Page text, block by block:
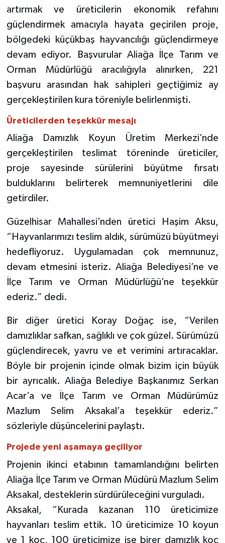
artırmak ve üreticilerin ekonomik refahını
güçlendirmek amacıyla hayata geçirilen proje,
bölgedeki küçükbaş hayvancılığı güçlendirmeye
devam ediyor. Başvurular Aliağa İlçe Tarım ve
Orman Müdürlüğü aracılığıyla alınırken, 221
başvuru arasından hak sahipleri geçtiğimiz ay
gerçekleştirilen kura töreniyle belirlenmişti.
Üreticilerden teşekkür mesajı
Aliağa Damızlık Koyun Üretim Merkezi’nde
gerçekleştirilen teslimat töreninde üreticiler,
proje sayesinde sürülerini büyütme fırsatı
bulduklarını belirterek memnuniyetlerini dile
getirdiler.
Güzelhisar Mahallesi’nden üretici Haşim Aksu,
“Hayvanlarımızı teslim aldık, sürümüzü büyütmeyi
hedefliyoruz. Uygulamadan çok memnunuz,
devam etmesini isteriz. Aliağa Belediyesi’ne ve
İlçe Tarım ve Orman Müdürlüğü’ne teşekkür
ederiz.” dedi.
Bir diğer üretici Koray Doğaç ise, “Verilen
damızlıklar safkan, sağlıklı ve çok güzel. Sürümüzü
güçlendirecek, yavru ve et verimini artıracaklar.
Böyle bir projenin içinde olmak bizim için büyük
bir ayrıcalık. Aliağa Belediye Başkanımız Serkan
Acar’a ve İlçe Tarım ve Orman Müdürümüz
Mazlum Selim Aksakal’a teşekkür ederiz.”
sözleriyle düşüncelerini paylaştı.
Projede yeni aşamaya geçiliyor
Projenin ikinci etabının tamamlandığını belirten
Aliağa İlçe Tarım ve Orman Müdürü Mazlum Selim
Aksakal, desteklerin sürdürüleceğini vurguladı.
Aksakal, “Kurada kazanan 110 üreticimize
hayvanları teslim ettik. 10 üreticimize 10 koyun
ve 1 koç, 100 üreticimize ise birer damızlık koç